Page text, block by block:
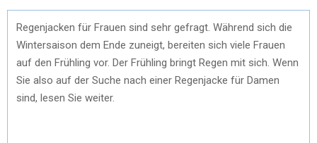
Regenjacken für Frauen sind sehr gefragt. Während sich die
Wintersaison dem Ende zuneigt, bereiten sich viele Frauen
auf den Frühling vor. Der Frühling bringt Regen mit sich. Wenn
Sie also auf der Suche nach einer Regenjacke für Damen
sind, lesen Sie weiter.